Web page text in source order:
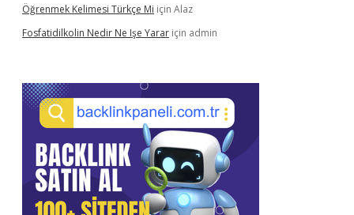
Öğrenmek Kelimesi Türkçe Mi için Alaz
Fosfatidilkolin Nedir Ne Işe Yarar için admin